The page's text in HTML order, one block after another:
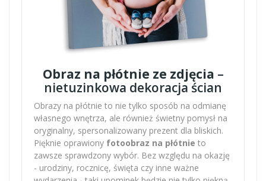
Obraz na płótnie ze zdjęcia –
nietuzinkowa dekoracja ścian
Obrazy na płótnie to nie tylko sposób na odmianę
własnego wnętrza, ale również świetny pomysł na
oryginalny, spersonalizowany prezent dla bliskich.
Pięknie oprawiony fotoobraz na płótnie to
zawsze sprawdzony wybór. Bez względu na okazję
- urodziny, rocznicę, święta czy inne ważne